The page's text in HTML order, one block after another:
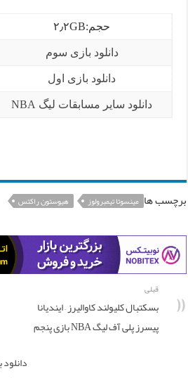
حجم:۲٫۲GB
دانلود بازی سوم
دانلود بازی اول
دانلود سایر مسابقات لیگ NBA
برچسب ها مینسوتا تیمبرولوز هیوستون راکتس
قبلی
بسکتبال کلیولند کاوالیرز – ایندیانا
پیسرز پلی آف لیگ NBA بازی پنجم